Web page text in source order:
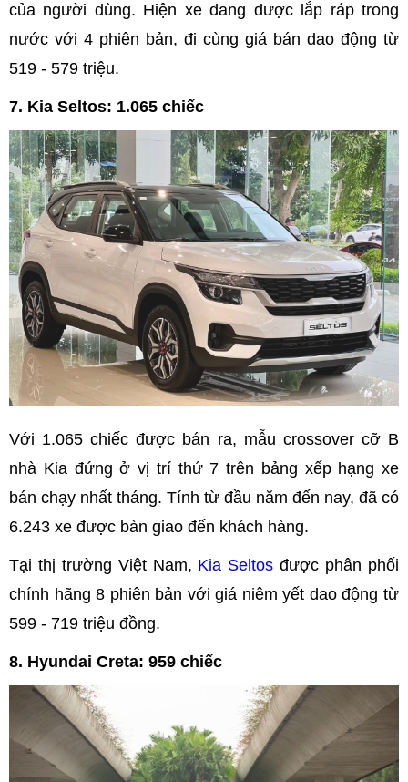
của người dùng. Hiện xe đang được lắp ráp trong
nước với 4 phiên bản, đi cùng giá bán dao động từ
519 - 579 triệu.
7. Kia Seltos: 1.065 chiếc
Với 1.065 chiếc được bán ra, mẫu crossover cỡ B
nhà Kia đứng ở vị trí thứ 7 trên bảng xếp hạng xe
bán chạy nhất tháng. Tính từ đầu năm đến nay, đã có
6.243 xe được bàn giao đến khách hàng.
Tại thị trường Việt Nam, Kia Seltosđược phân phối
chính hãng 8 phiên bản với giá niêm yết dao động từ
599 - 719 triệu đồng.
8. Hyundai Creta: 959 chiếc